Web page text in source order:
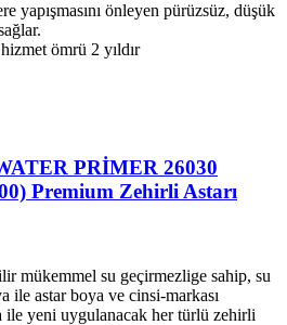
yapışmasını önleyen pürüzsüz, düşük
ömrü 2 yıldır
PRİMER 26030
Premium Zehirli Astarı
₺
mükemmel su geçirmezlige sahip, su
ile astar boya ve cinsi-markası
yeni uygulanacak her türlü zehirli